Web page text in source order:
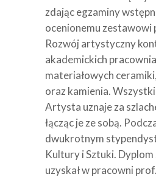
zdając egzaminy
ocenionemu zestawowi
Rozwój artystyczny
akademickich
materiałowych
oraz kamienia.
Artysta uznaje za
łącząc je ze sobą.
dwukrotnym
Kultury i Sztuki.
uzyskał w pracowni